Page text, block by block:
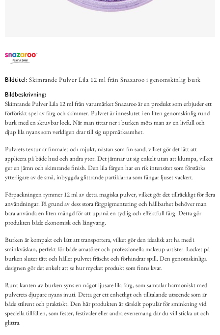
Bildtitel: Skimrande Pulver Lila 12 ml från Snazaroo i genomskinlig burk
Bildbeskrivning:
Skimrande Pulver Lila 12 ml från varumärket Snazaroo är en produkt som erbjuder ett
förföriskt spel av färg och skimmer. Pulvret är inneslutet i en liten genomskinlig rund
burk med en skruvbar lock. När man tittar ner i burken möts man av en livfull och
djup lila nyans som verkligen drar till sig uppmärksamhet.
Pulvrets textur är finmalet och mjukt, nästan som fin sand, vilket gör det lätt att
applicera på både hud och andra ytor. Det jämnar ut sig enkelt utan att klumpa, vilket
ger en jämn och skimrande finish. Den lila färgen har en rik intensitet som förstärks
ytterligare av de små, inbyggda glittrande partiklarna som fångar ljuset vackert.
Förpackningen rymmer 12 ml av detta magiska pulver, vilket gör det tillräckligt för flera
användningar. På grund av dess stora färgpigmentering och hållbarhet behöver man
bara använda en liten mängd för att uppnå en tydlig och effektfull färg. Detta gör
produkten både ekonomisk och långvarig.
Burken är kompakt och lätt att transportera, vilket gör den idealisk att ha med i
sminkväskan, perfekt för både amatörer och professionella makeup-artister. Locket på
burken sluter tätt och håller pulvret fräscht och förhindrar spill. Den genomskinliga
designen gör det enkelt att se hur mycket produkt som finns kvar.
Runt kanten av burken syns en något ljusare lila färg, som samtalar harmoniskt med
pulverets djupare nyans inuti. Detta ger ett enhetligt och tilltalande utseende som är
både stilrent och praktiskt. Den här produkten är särskilt populär för sminkning vid
speciella tillfällen, som fester, festivaler eller andra evenemang där du vill sticka ut och
glittra.